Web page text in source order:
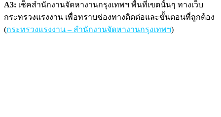
A3: เช็คสำนักงานจัดหางานกรุงเทพฯ พื้นที่เขตนั้นๆ ทางเว็บ
กระทรวงแรงงาน เพื่อทราบช่องทางติดต่อและขั้นตอนที่ถูกต้อง
(กระทรวงแรงงาน – สำนักงานจัดหางานกรุงเทพฯ)